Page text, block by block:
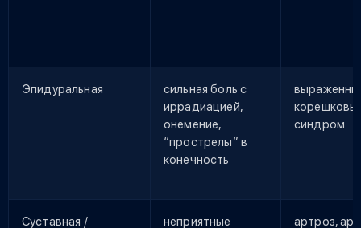
Эпидуральная
сильная боль с
иррадиацией,
онемение,
“прострелы” в
конечность
синдром
Суставная /
неприятные
артроз,